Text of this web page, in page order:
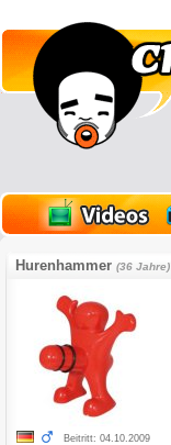
Hurenhammer(36 Jahre)
Beitritt: 04.10.2009